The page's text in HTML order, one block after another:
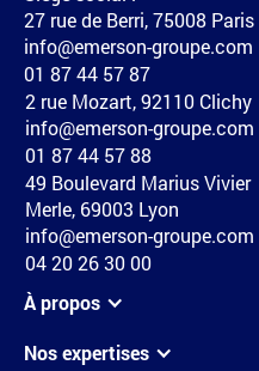
27 rue de Berri, 75008 Paris
info@emerson-groupe.com
01 87 44 57 87
2 rue Mozart, 92110 Clichy
info@emerson-groupe.com
01 87 44 57 88
49 Boulevard Marius Vivier
Merle, 69003 Lyon
info@emerson-groupe.com
04 20 26 30 00
À propos
Nos expertises